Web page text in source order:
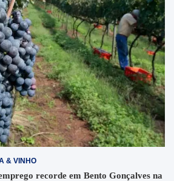
& VINHO
recorde em Bento Gonçalves na